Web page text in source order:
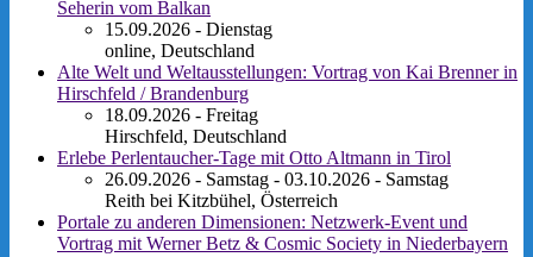
Seherin vom Balkan
15.09.2026 - Dienstag
online, Deutschland
Alte Welt und Weltausstellungen: Vortrag von Kai Brenner in
Hirschfeld / Brandenburg
18.09.2026 - Freitag
Hirschfeld, Deutschland
Erlebe Perlentaucher-Tage mit Otto Altmann in Tirol
26.09.2026 - Samstag - 03.10.2026 - Samstag
Reith bei Kitzbühel, Österreich
Portale zu anderen Dimensionen: Netzwerk-Event und
Vortrag mit Werner Betz & Cosmic Society in Niederbayern